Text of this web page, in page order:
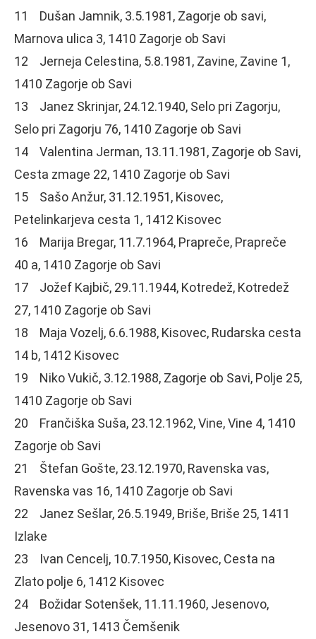
11 Dušan Jamnik, 3.5.1981, Zagorje ob savi,
Marnova ulica 3, 1410 Zagorje ob Savi
12 Jerneja Celestina, 5.8.1981, Zavine, Zavine 1,
1410 Zagorje ob Savi
13 Janez Skrinjar, 24.12.1940, Selo pri Zagorju,
Selo pri Zagorju 76, 1410 Zagorje ob Savi
14 Valentina Jerman, 13.11.1981, Zagorje ob Savi,
Cesta zmage 22, 1410 Zagorje ob Savi
15 Sašo Anžur, 31.12.1951, Kisovec,
Petelinkarjeva cesta 1, 1412 Kisovec
16 Marija Bregar, 11.7.1964, Prapreče, Prapreče
40 a, 1410 Zagorje ob Savi
17 Jožef Kajbič, 29.11.1944, Kotredež, Kotredež
27, 1410 Zagorje ob Savi
18 Maja Vozelj, 6.6.1988, Kisovec, Rudarska cesta
14 b, 1412 Kisovec
19 Niko Vukič, 3.12.1988, Zagorje ob Savi, Polje 25,
1410 Zagorje ob Savi
20 Frančiška Suša, 23.12.1962, Vine, Vine 4, 1410
Zagorje ob Savi
21 Štefan Gošte, 23.12.1970, Ravenska vas,
Ravenska vas 16, 1410 Zagorje ob Savi
22 Janez Sešlar, 26.5.1949, Briše, Briše 25, 1411
Izlake
23 Ivan Cencelj, 10.7.1950, Kisovec, Cesta na
Zlato polje 6, 1412 Kisovec
24 Božidar Sotenšek, 11.11.1960, Jesenovo,
Jesenovo 31, 1413 Čemšenik